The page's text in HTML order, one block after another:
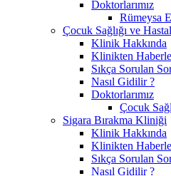
Doktorlarımız
Rümeysa
Çocuk Sağlığı ve
Klinik Hakkında
Klinikten
Sıkça Sorulan
Nasıl Gidilir ?
Doktorlarımız
Çocuk
Sigara Bırakma Kliniği
Klinik Hakkında
Klinikten
Sıkça Sorulan
Nasıl Gidilir ?